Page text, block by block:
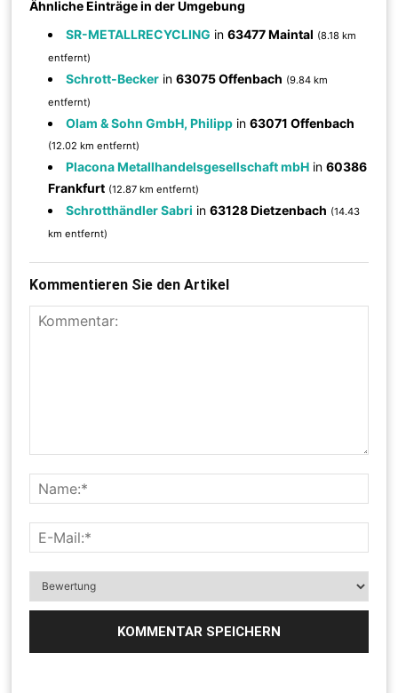
Ähnliche Einträge in der Umgebung
SR-METALLRECYCLING in63477 Maintal (8.18 km
entfernt)
Schrott-Becker in63075 Offenbach (9.84 km
entfernt)
Olam & Sohn GmbH, Philipp in63071 Offenbach
(12.02 km entfernt)
Placona Metallhandelsgesellschaft mbH in60386
Frankfurt (12.87 km entfernt)
Schrotthändler Sabri in63128 Dietzenbach (14.43
km entfernt)
Kommentieren Sie den Artikel